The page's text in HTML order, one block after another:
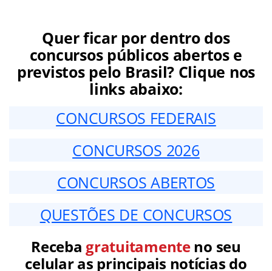
Quer ficar por dentro dos
concursos públicos abertos e
previstos pelo Brasil? Clique nos
links abaixo:
CONCURSOS FEDERAIS
CONCURSOS 2026
CONCURSOS ABERTOS
QUESTÕES DE CONCURSOS
Receba gratuitamenteno seu
celular as principais notícias do